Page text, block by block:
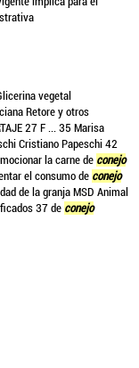
vegetal
Retore y otros
27 F ... 35 Marisa
Cristiano Papeschi 42
la carne de conejo
el consumo de conejo
de la granja MSD Animal
37 de conejo